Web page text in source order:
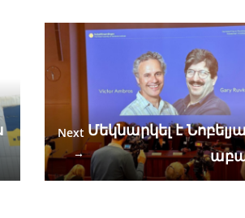
Next
→
Մեկնարկել է